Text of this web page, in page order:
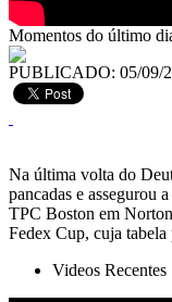
Momentos do último
PUBLICADO: 05/09/
Na última volta do
pancadas e assegurou
TPC Boston em
Fedex Cup, cuja tabela
Videos Recentes